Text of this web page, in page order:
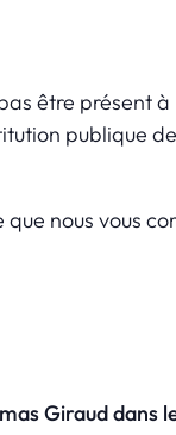
être présent
publique
nous vous
Giraud dans